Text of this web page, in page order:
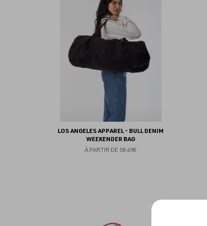
LOS ANGELES APPAREL - BULL DENIM
WEEKENDER BAG
À PARTIR DE 58.49€